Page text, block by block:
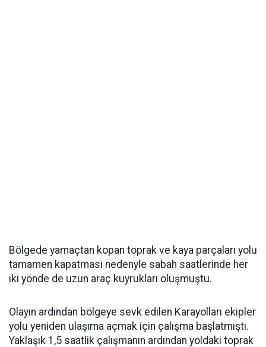
Bölgede yamaçtan kopan toprak ve kaya parçaları yolu
tamamen kapatması nedenyle sabah saatlerinde her
iki yönde de uzun araç kuyrukları oluşmuştu.
Olayın ardından bölgeye sevk edilen Karayolları ekipler
yolu yeniden ulaşıma açmak için çalışma başlatmıştı.
Yaklaşık 1,5 saatlik çalışmanın ardından yoldaki toprak